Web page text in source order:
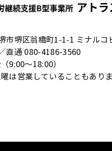
市堺区翁橋町1-1-1 ミナルコ
直通 080-4186-3560
9:00～18:00）
は営業していることもありま